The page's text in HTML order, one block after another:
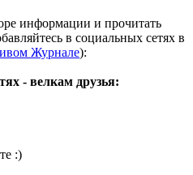
информации и прочитать
в социальных сетях в
Журнале):
- велкам друзья:
:)